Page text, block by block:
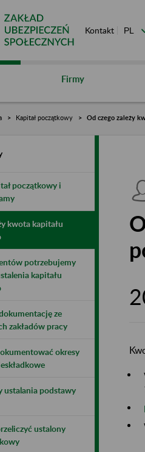
Kontakt
Firmy
Kapitał początkowy Od czego zależy
początkowy i
kwota kapitału
potrzebujemy
kapitału
ze
zakładów pracy
okresy
ustalania podstawy
ustalony